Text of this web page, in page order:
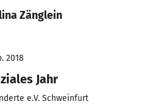
Zänglein
2018
Jahr
e.V. Schweinfurt